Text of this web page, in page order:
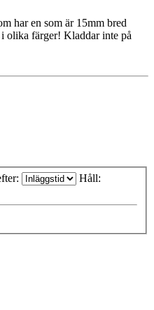
har en som är 15mm bred
olika färger! Kladdar inte på
Håll: